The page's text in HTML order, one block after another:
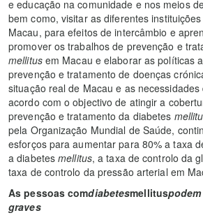
e educação na comunidade e nos meios
bem como, visitar as diferentes
Macau, para efeitos de intercâmbio e
promover os trabalhos de prevenção e
mellitusem Macau e elaborar as políticas
prevenção e tratamento de doenças
situação real de Macau e as
acordo com o objectivo de atingir a
prevenção e tratamento da diabetes
pela Organização Mundial de Saúde,
esforços para aumentar para 80% a taxa
a diabetesmellitus, a taxa de controlo da
taxa de controlo da pressão arterial em
As pessoas comdiabetesmellitus
graves